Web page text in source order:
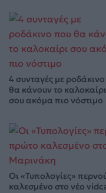
4 συνταγές με
θα κάνουν το καλοκαίρι
σου ακόμα πιο νόστιμο
Οι «Τυπολογίες»
καλεσμένο στο νέο